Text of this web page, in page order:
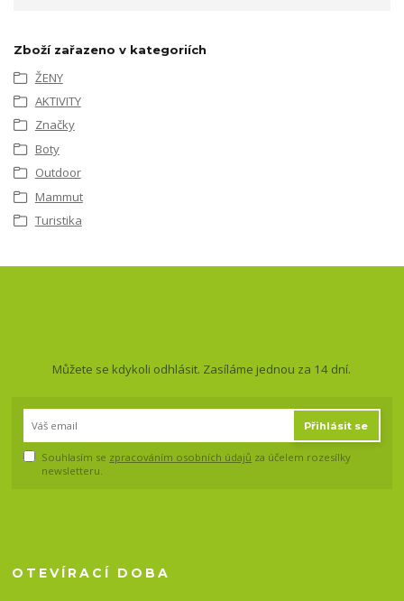
Zboží zařazeno v kategoriích
ŽENY
AKTIVITY
Značky
Boty
Outdoor
Mammut
Turistika
Můžete se kdykoli odhlásit. Zasíláme jednou za 14 dní.
Přihlásit se
Souhlasím se zpracováním osobních údajů za účelem rozesílky
newsletteru.
OTEVÍRACÍ DOBA